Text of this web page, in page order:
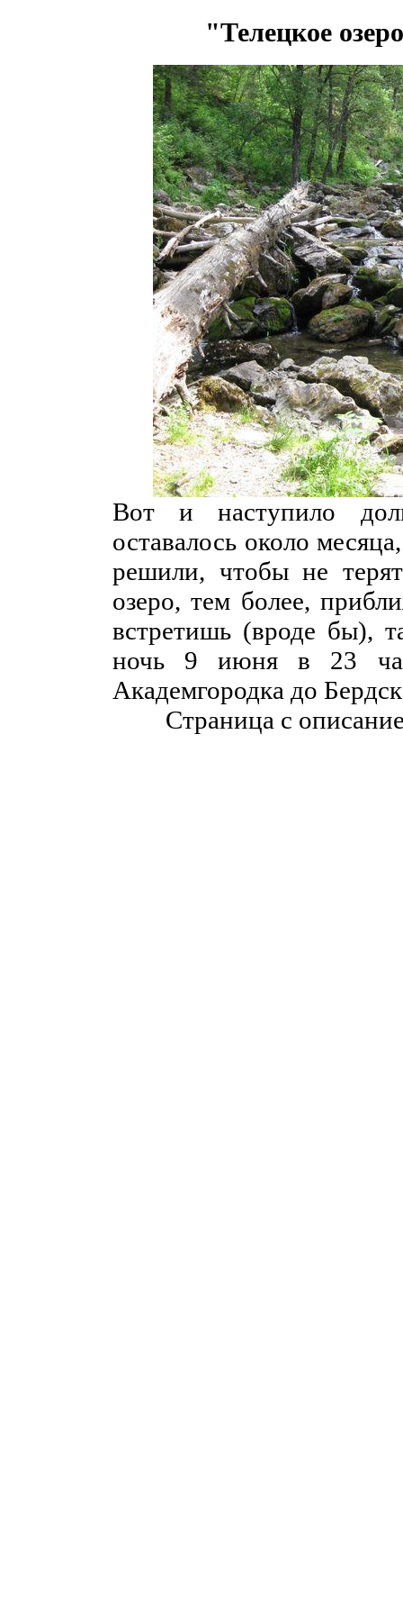
"Телецкое
Вот и наступило
оставалось около
решили, чтобы не
озеро, тем более,
встретишь (вроде бы),
ночь 9 июня в 23
Академгородка до
Страница с